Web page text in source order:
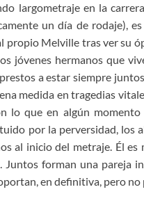
e
r
e
s
t
largometraje en la
un día de rodaje),
propio Melville tras ver su
jóvenes hermanos que
a estar siempre
medida en tragedias
lo que en algún
por la perversidad, los
al inicio del metraje. Él
forman una pareja
en definitiva, pero